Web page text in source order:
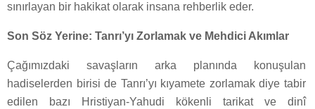
sınırlayan bir hakikat olarak insana rehberlik eder.
Son Söz Yerine: Tanrı’yı Zorlamak ve Mehdici Akımlar
Çağımızdaki savaşların arka planında konuşulan
hadiselerden birisi de Tanrı’yı kıyamete zorlamak diye tabir
edilen bazı Hristiyan-Yahudi kökenli tarikat ve dinî